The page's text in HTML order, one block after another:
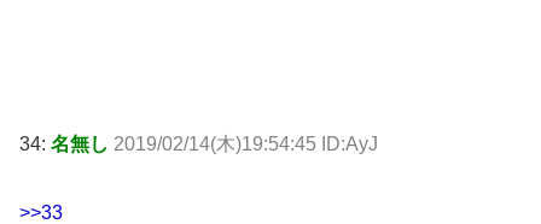
34: 名無し 2019/02/14(木)19:54:45 ID:AyJ
>>33